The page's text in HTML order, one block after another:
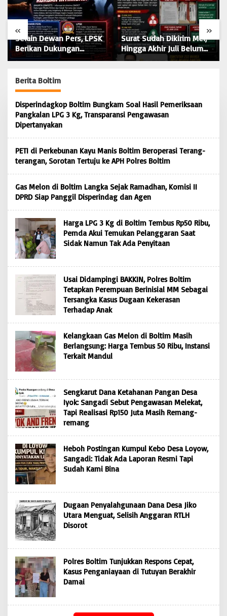
« »
LPSK
Korban
Surat Sudah Dikirim Mei,
Hingga Akhir Juli Belum
Ada Titik Terang: 232
Kesal Ditunda-Tunda,
Diduga Surat
Disembunyikan dari
Bupati Kutim
Dewan Pers
Langkah Hukum
Wartawan Korban
Kebebasan Pers
Berita Boltim
Disperindagkop Boltim Bungkam Soal Hasil Pemeriksaan
Pangkalan LPG 3 Kg, Transparansi Pengawasan
Dipertanyakan
PETI di Perkebunan Kayu Manis Boltim Beroperasi Terang-
terangan, Sorotan Tertuju ke APH Polres Boltim
Gas Melon di Boltim Langka Sejak Ramadhan, Komisi II
DPRD Siap Panggil Disperindag dan Agen
Harga LPG 3 Kg di Boltim Tembus Rp50 Ribu,
Pemda Akui Temukan Pelanggaran Saat
Sidak Namun Tak Ada Penyitaan
Usai Didampingi BAKKIN, Polres Boltim
Tetapkan Perempuan Berinisial MM Sebagai
Tersangka Kasus Dugaan Kekerasan
Terhadap Anak
Kelangkaan Gas Melon di Boltim Masih
Berlangsung: Harga Tembus 50 Ribu, Instansi
Terkait Mandul
Sengkarut Dana Ketahanan Pangan Desa
Iyok: Sangadi Sebut Pengawasan Melekat,
Tapi Realisasi Rp150 Juta Masih Remang-
remang
Heboh Postingan Kumpul Kebo Desa Loyow,
Sangadi: Tidak Ada Laporan Resmi Tapi
Sudah Kami Bina
Dugaan Penyalahgunaan Dana Desa Jiko
Utara Menguat, Selisih Anggaran RTLH
Disorot
Polres Boltim Tunjukkan Respons Cepat,
Kasus Penganiayaan di Tutuyan Berakhir
Damai